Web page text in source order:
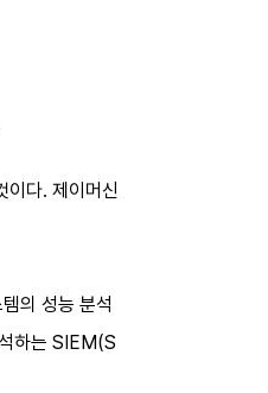
이다. 제이머신
의 성능 분석
하는 SIEM(S